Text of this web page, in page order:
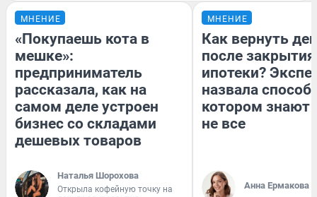
МНЕНИЕ
«Покупаешь кота в
мешке»:
предприниматель
рассказала, как на
самом деле устроен
бизнес со складами
дешевых товаров
Наталья Шорохова
Открыла кофейную точку на
МНЕНИЕ
Как вернуть
после закрытия
ипотеки?
назвала
котором знают
не все
Анна Ермакова